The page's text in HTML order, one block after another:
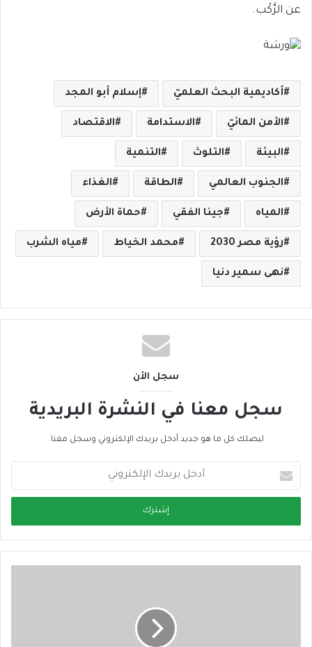
عن الرَّكْب.
أكاديمية البحث العلميّ إسلام أبو المجد
الأمن المائيّ الاستدامة الاقتصاد
البيئة التلوث التنمية
الجنوب العالمي الطاقة الغذاء
المياه جينا الفقي حماة الأرض
رؤية مصر 2030 محمد الخياط مياه الشرب
نهى سمير دنيا
سجل الأن
سجل معنا في النشرة البريدية
ليصلك كل ما هو جديد أدخل بريدك الإلكتروني وسجل معنا.
خ
ب
ر